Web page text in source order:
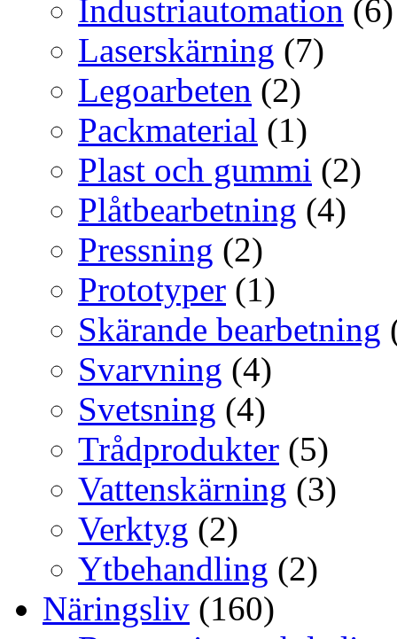
Industriautomation (6)
Laserskärning (7)
Legoarbeten (2)
Packmaterial (1)
Plast och gummi (2)
Plåtbearbetning (4)
Pressning (2)
Prototyper (1)
Skärande bearbetning
Svarvning (4)
Svetsning (4)
Trådprodukter (5)
Vattenskärning (3)
Verktyg (2)
Ytbehandling (2)
Näringsliv (160)